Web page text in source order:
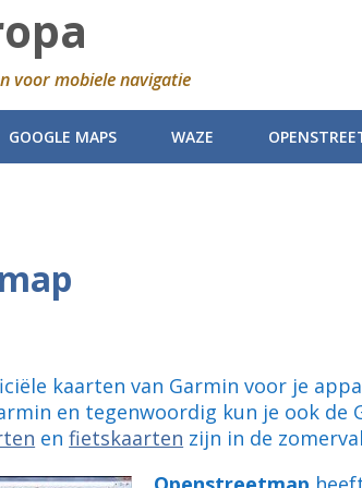
voor mobiele navigatie
GOOGLE MAPS WAZE
kaarten van Garmin voor je
en tegenwoordig kun je ook de
enfietskaarten zijn in de